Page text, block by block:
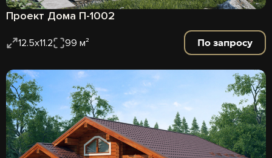
Проект Дома П-1002
12.5х11.2 99 м² По запросу